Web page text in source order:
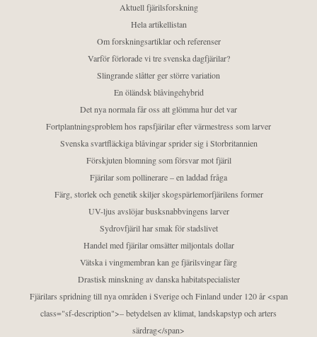
Aktuell fjärilsforskning
Hela artikellistan
Om forskningsartiklar och referenser
Varför förlorade vi tre svenska dagfjärilar?
Slingrande slåtter ger större variation
En öländsk blåvingehybrid
Det nya normala får oss att glömma hur det var
Fortplantningsproblem hos rapsfjärilar efter värmestress som larver
Svenska svartfläckiga blåvingar sprider sig i Storbritannien
Förskjuten blomning som försvar mot fjäril
Fjärilar som pollinerare – en laddad fråga
Färg, storlek och genetik skiljer skogspärlemorfjärilens former
UV-ljus avslöjar busksnabbvingens larver
Sydrovfjäril har smak för stadslivet
Handel med fjärilar omsätter miljontals dollar
Vätska i vingmembran kan ge fjärilsvingar färg
Drastisk minskning av danska habitatspecialister
Fjärilars spridning till nya områden i Sverige och Finland under 120 år <span
class="sf-description">– betydelsen av klimat, landskapstyp och arters
särdrag</span>